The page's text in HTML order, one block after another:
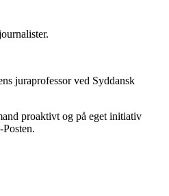
juraprofessor ved Syddansk
proaktivt og på eget initiativ